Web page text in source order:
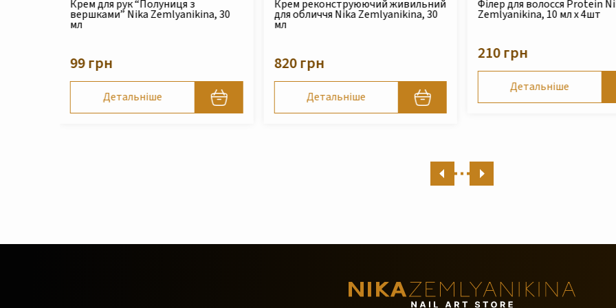
Крем реконструюючий живильний
для обличчя Nika Zemlyanikina, 30
мл
820 грн
Детальніше
Філер для волосся Protein Nika
Zemlyanikina, 10 мл x 4шт
210 грн
Детальніше
Безсульфатний очищуючий
шампунь для сухого та
пошкодженого волосся Nika
490 грн
Детальніше